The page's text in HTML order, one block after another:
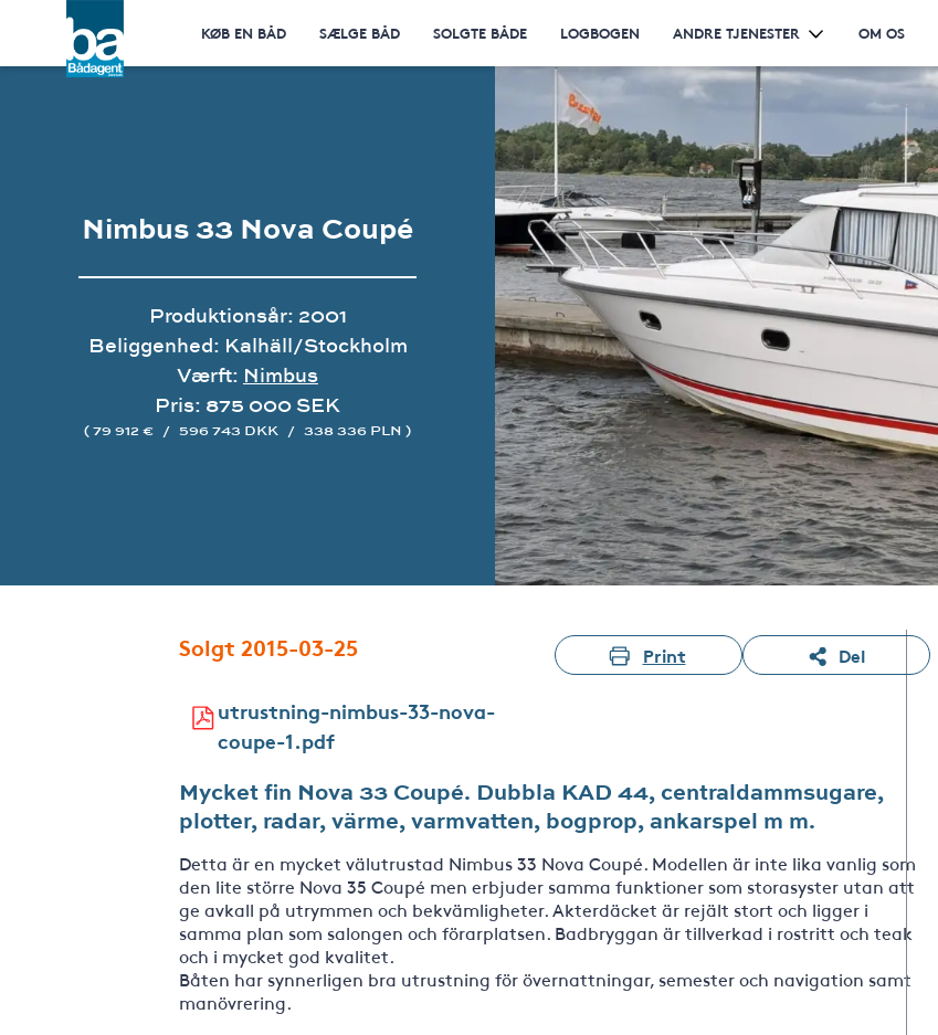
KØB EN BÅD SÆLGE BÅD SOLGTE BÅDE LOGBOGEN ANDRE TJENESTER OM OS
Nimbus 33 Nova Coupé
Produktionsår: 2001
Beliggenhed: Kalhäll/Stockholm
Værft: Nimbus
Pris: 875 000 SEK
( 79 912 € / 596 743 DKK / 338 336 PLN )
Solgt 2015-03-25 Print Del
utrustning-nimbus-33-nova-
coupe-1.pdf
Mycket fin Nova 33 Coupé. Dubbla KAD 44, centraldammsugare,
plotter, radar, värme, varmvatten, bogprop, ankarspel m m.
Detta är en mycket välutrustad Nimbus 33 Nova Coupé. Modellen är inte lika vanlig som
den lite större Nova 35 Coupé men erbjuder samma funktioner som storasyster utan att
ge avkall på utrymmen och bekvämligheter. Akterdäcket är rejält stort och ligger i
samma plan som salongen och förarplatsen. Badbryggan är tillverkad i rostritt och teak
och i mycket god kvalitet.
Båten har synnerligen bra utrustning för övernattningar, semester och navigation samt
manövrering.